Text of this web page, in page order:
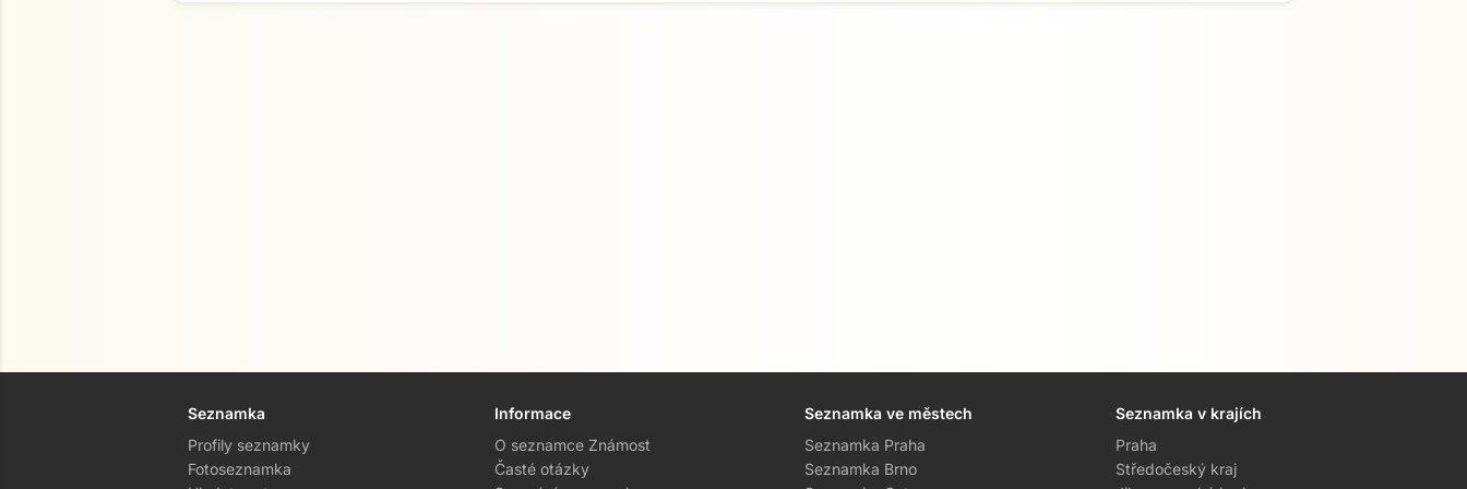
Seznamka
Profily seznamky
Fotoseznamka
Informace
O seznamce Známost
Časté otázky
Seznamka ve městech
Seznamka Praha
Seznamka Brno
Seznamka v krajích
Praha
Středočeský kraj